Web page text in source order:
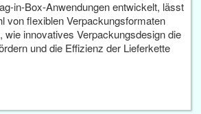
in-Box-Anwendungen entwickelt, lässt
von flexiblen Verpackungsformaten
wie innovatives Verpackungsdesign die
und die Effizienz der Lieferkette